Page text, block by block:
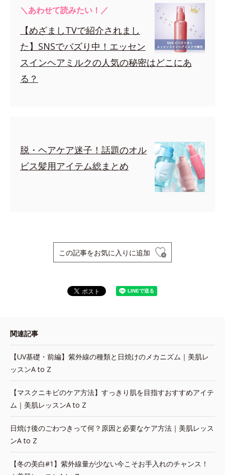
＼あわせて読みたい！／
【めざましTVで紹介されまし
た】SNSでバズり中！エッセン
スインヘアミルクの人気の秘密はどこにあ
る？
脱・ヘアケア迷子！話題のオル
ビス髪用アイテム総まとめ
この記事をお気に入りに追加
関連記事
【UV基礎・前編】紫外線の種類と日焼けのメカニズム｜美肌レ
ッスンA to Z
【マスクニキビのケア方法】すっきり肌を目指すおすすめアイテ
ム｜美肌レッスンA to Z
日焼け後のごわつきって何？原因と必要なケア方法｜美肌レッス
ンA to Z
【冬の美白#1】紫外線量が少ない今こそお手入れのチャンス！